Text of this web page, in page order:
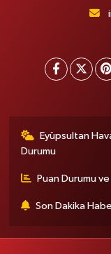
Eyüpsultan
Durumu
Puan Durumu
Son Dakika